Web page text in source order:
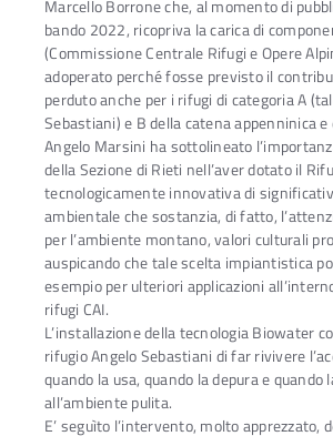
Marcello Borrone che, al momento di
bando 2022, ricopriva la carica di
(Commissione Centrale Rifugi e Opere
adoperato perché fosse previsto il
perduto anche per i rifugi di categoria A
Sebastiani) e B della catena appenninica e
Angelo Marsini ha sottolineato
della Sezione di Rieti nell’aver dotato il
tecnologicamente innovativa di
ambientale che sostanzia, di fatto,
per l’ambiente montano, valori culturali
auspicando che tale scelta impiantistica
esempio per ulteriori applicazioni
rifugi CAI.
L’installazione della tecnologia Biowater
rifugio Angelo Sebastiani di far rivivere
quando la usa, quando la depura e quando
all’ambiente pulita.
E’ seguìto l’intervento, molto apprezzato,